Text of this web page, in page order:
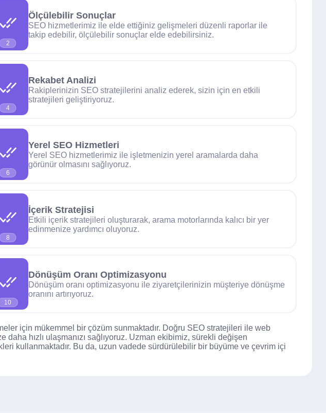
2
Ölçülebilir Sonuçlar
SEO hizmetlerimiz ile elde ettiğiniz gelişmeleri düzenli raporlar ile
takip edebilir, ölçülebilir sonuçlar elde edebilirsiniz.
4
Rekabet Analizi
Rakiplerinizin SEO stratejilerini analiz ederek, sizin için en etkili
stratejileri geliştiriyoruz.
6
Yerel SEO Hizmetleri
Yerel SEO hizmetlerimiz ile işletmenizin yerel aramalarda daha
görünür olmasını sağlıyoruz.
8
İçerik Stratejisi
Etkili içerik stratejileri oluşturarak, arama motorlarında kalıcı bir yer
edinmenize yardımcı oluyoruz.
10
Dönüşüm Oranı Optimizasyonu
Dönüşüm oranı optimizasyonu ile ziyaretçilerinizin müşteriye dönüşme
oranını artırıyoruz.
için mükemmel bir çözüm sunmaktadır. Doğru SEO stratejileri ile web
daha hızlı ulaşmanızı sağlıyoruz. Uzman ekibimiz, sürekli değişen
kullanmaktadır. Bu da, uzun vadede sürdürülebilir bir büyüme ve çevrim içi